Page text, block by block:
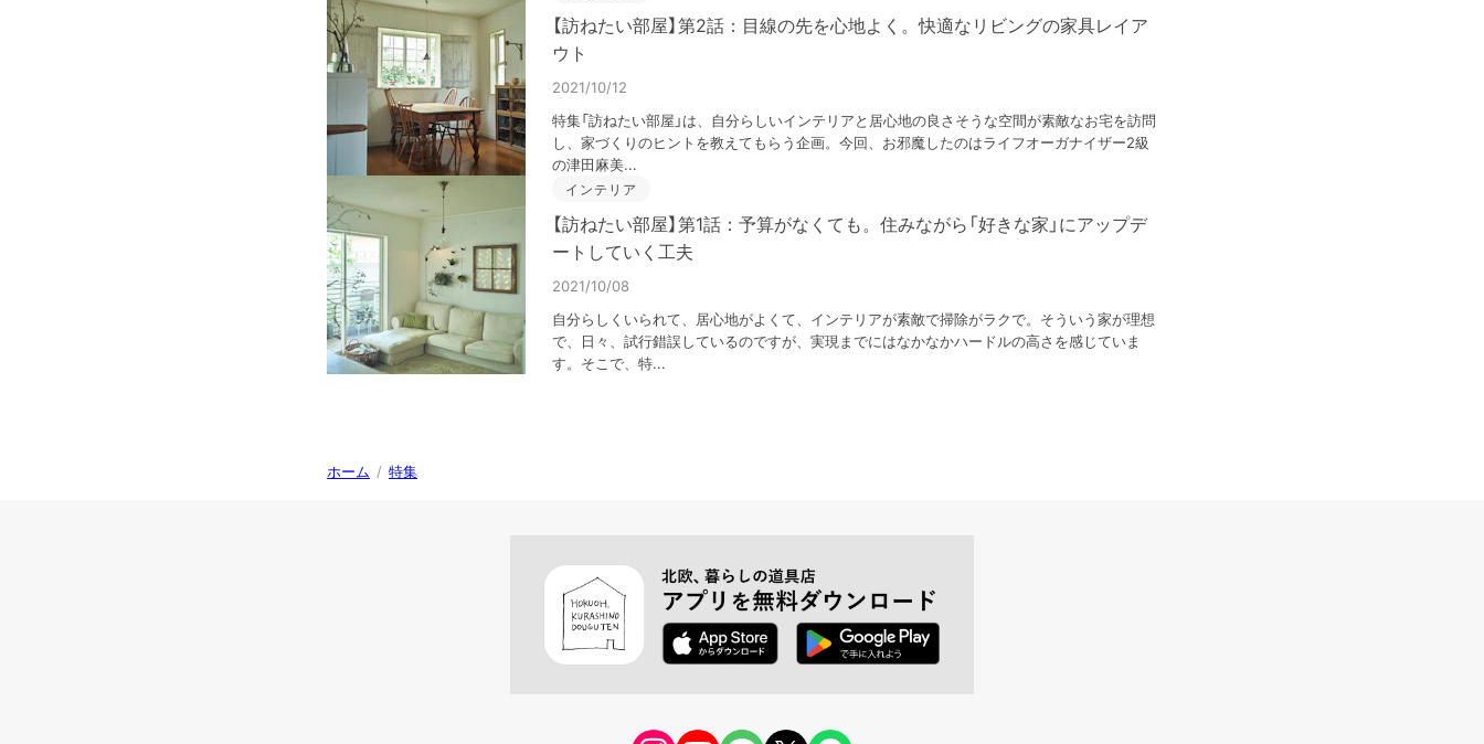
【訪ねたい部屋】第2話：目線の先を心地よく。快適なリビングの家具レイア
ウト
2021/10/12
特集「訪ねたい部屋」は、自分らしいインテリアと居心地の良さそうな空間が素敵なお宅を訪問
し、家づくりのヒントを教えてもらう企画。今回、お邪魔したのはライフオーガナイザー2級
の津田麻美...
インテリア
【訪ねたい部屋】第1話：予算がなくても。住みながら「好きな家」にアップデ
ートしていく工夫
2021/10/08
自分らしくいられて、居心地がよくて、インテリアが素敵で掃除がラクで。そういう家が理想
で、日々、試行錯誤しているのですが、実現までにはなかなかハードルの高さを感じていま
す。そこで、特...
ホーム / 特集